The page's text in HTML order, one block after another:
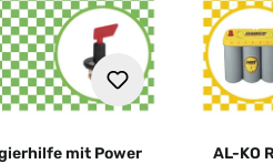
mit Power
AL-KO